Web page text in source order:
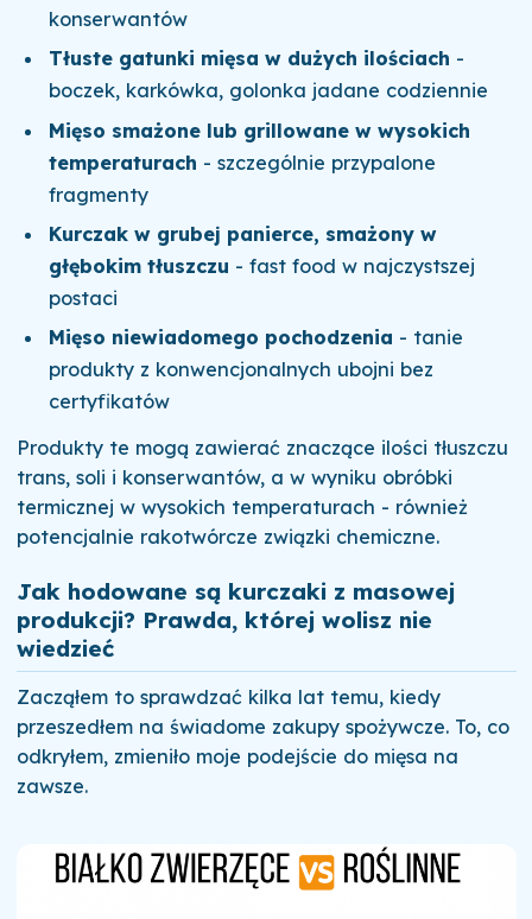
konserwantów
Tłuste gatunki mięsa w dużych ilościach -
boczek, karkówka, golonka jadane codziennie
Mięso smażone lub grillowane w wysokich
temperaturach - szczególnie przypalone
fragmenty
Kurczak w grubej panierce, smażony w
głębokim tłuszczu - fast food w najczystszej
postaci
Mięso niewiadomego pochodzenia - tanie
produkty z konwencjonalnych ubojni bez
certyfikatów
Produkty te mogą zawierać znaczące ilości tłuszczu
trans, soli i konserwantów, a w wyniku obróbki
termicznej w wysokich temperaturach - również
potencjalnie rakotwórcze związki chemiczne.
Jak hodowane są kurczaki z masowej
produkcji? Prawda, której wolisz nie
wiedzieć
Zacząłem to sprawdzać kilka lat temu, kiedy
przeszedłem na świadome zakupy spożywcze. To, co
odkryłem, zmieniło moje podejście do mięsa na
zawsze.